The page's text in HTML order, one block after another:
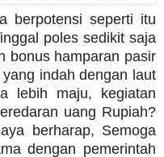
berpotensi seperti itu
poles sedikit saja
bonus hamparan pasir
indah dengan laut
lebih maju, kegiatan
uang Rupiah?
berharap, Semoga
dengan pemerintah